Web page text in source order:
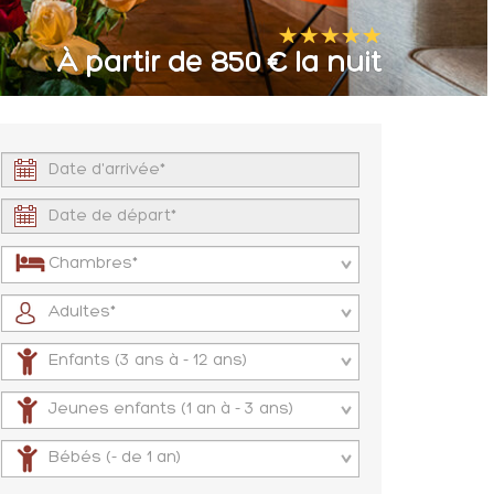
À partir de 850 € la nuit